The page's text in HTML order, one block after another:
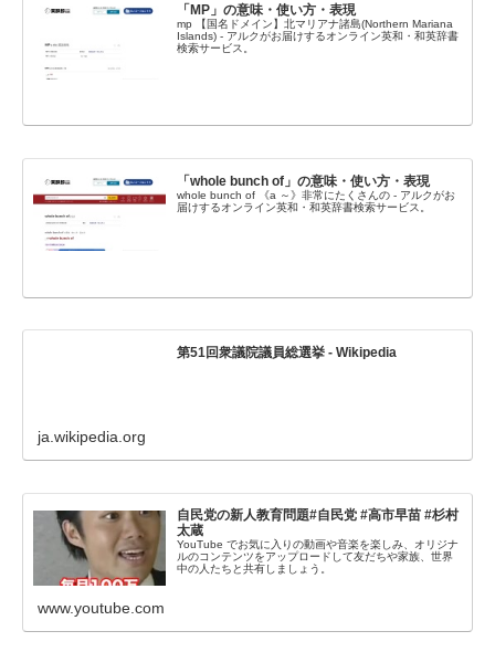
「MP」の意味・使い方・表現
mp 【国名ドメイン】北マリアナ諸島(Northern Mariana
Islands) - アルクがお届けするオンライン英和・和英辞書
検索サービス。
「whole bunch of」の意味・使い方・表現
whole bunch of 《a ～》非常にたくさんの - アルクがお
届けするオンライン英和・和英辞書検索サービス。
第51回衆議院議員総選挙 - Wikipedia
ja.wikipedia.org
自民党の新人教育問題#自民党 #高市早苗 #杉村
太蔵
YouTube でお気に入りの動画や音楽を楽しみ、オリジナ
ルのコンテンツをアップロードして友だちや家族、世界
中の人たちと共有しましょう。
www.youtube.com